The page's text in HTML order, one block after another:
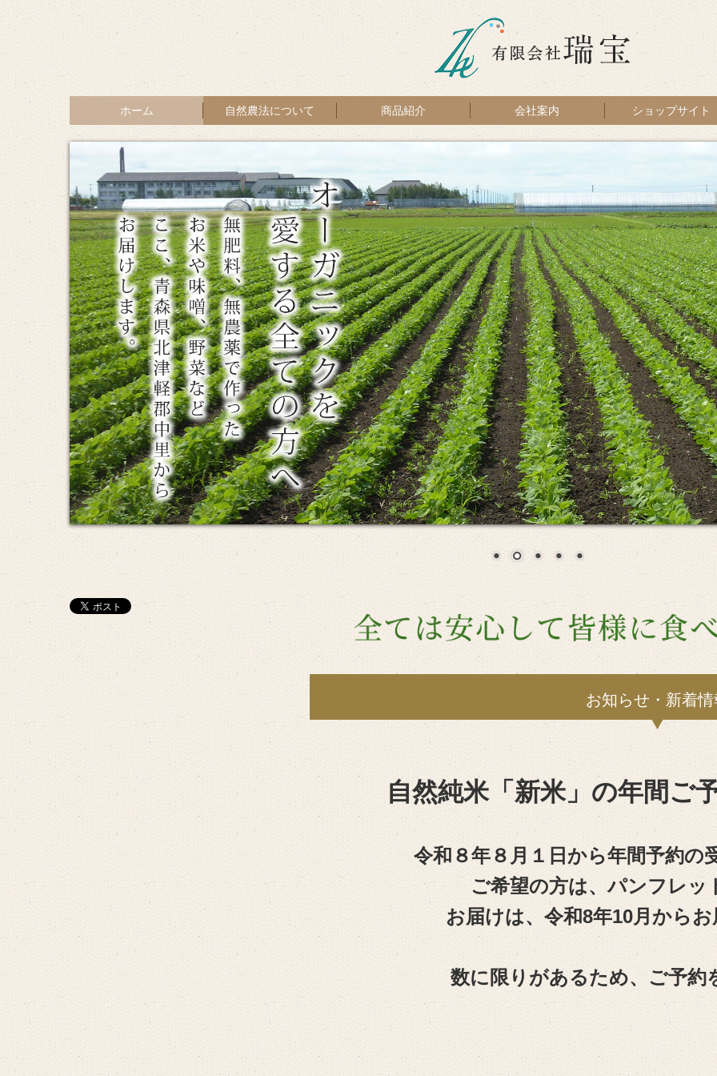
ホーム 自然農法について 商品紹介
有機米
有機もち米／切り餅
有機大豆
にんにく
有機米みそ
糀
自然農法とまと
自然農法ぶどう
会社案内 ショップサイト
お知らせ・新着
自然純米「新米」の年間ご
令和８年８月１日から年間予約の
ご希望の方は、パンフレッ
お届けは、令和8年10月から
数に限りがあるため、ご予約